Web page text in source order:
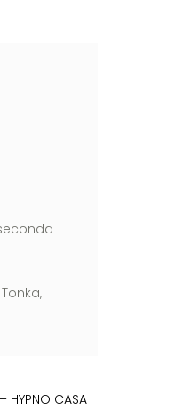
HYPNO CASA